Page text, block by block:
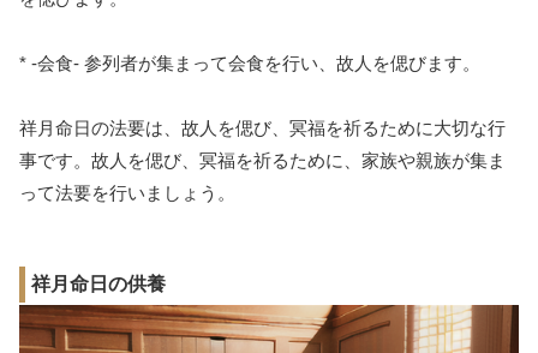
* -会食- 参列者が集まって会食を行い、故人を偲びます。
祥月命日の法要は、故人を偲び、冥福を祈るために大切な行
事です。故人を偲び、冥福を祈るために、家族や親族が集ま
って法要を行いましょう。
祥月命日の供養